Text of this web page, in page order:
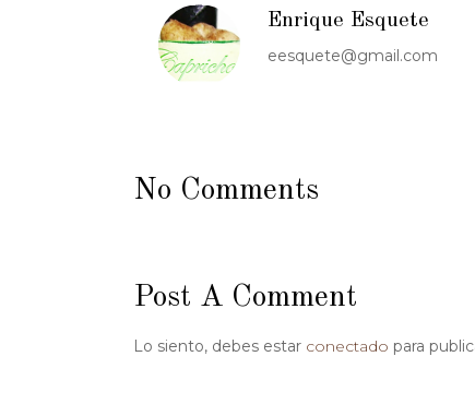
Enrique Esquete
eesquete@gmail.com
No Comments
Post A Comment
Lo siento, debes estar conectado para